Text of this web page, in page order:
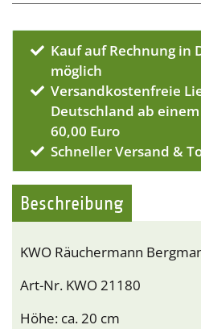
Kauf auf Rechnung in
möglich
Versandkostenfreie
Deutschland ab
60,00 Euro
Schneller Versand &
Beschreibung
KWO Räuchermann
Art-Nr. KWO 21180
Höhe: ca. 20 cm